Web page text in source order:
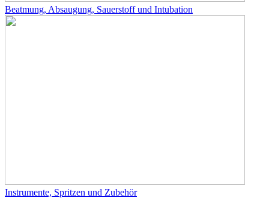
Beatmung, Absaugung, Sauerstoff und Intubation
Instrumente, Spritzen und Zubehör